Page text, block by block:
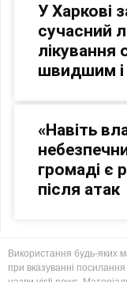
У Харкові
сучасний
лікування
швидшим і
«Навіть
громаді є
після атак
Використання будь-яких
при вказуванні